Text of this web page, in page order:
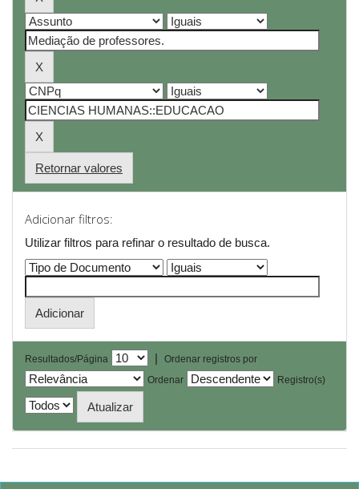
Retornar valores
Adicionar filtros:
Utilizar filtros para refinar o resultado de busca.
Resultados/Página |
Ordenar registros por
Ordenar
Registro(s)